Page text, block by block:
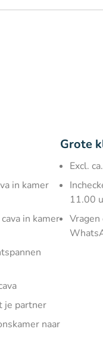
in kamer
in kamer
je partner
naar
Grote
Excl.
11.00